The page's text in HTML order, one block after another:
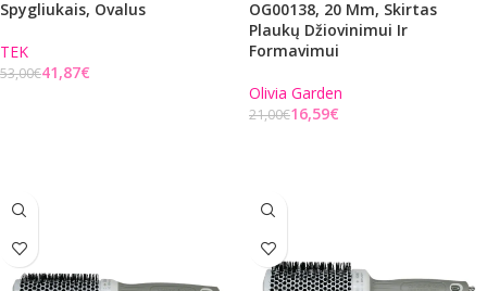
Spygliukais, Ovalus
TEK
53,00€41,87€
OG00138, 20 Mm, Skirtas
Plaukų Džiovinimui Ir
Formavimui
Olivia Garden
21,00€16,59€